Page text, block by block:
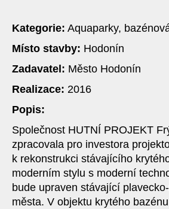
Kategorie: Aquaparky,
Místo stavby: Hodonín
Zadavatel: Město Hodonín
Realizace: 2016
Popis:
Společnost HUTNÍ PROJEKT
zpracovala pro investora
k rekonstrukci stávajícího
moderním stylu s moderní
bude upraven stávající
města. V objektu krytého